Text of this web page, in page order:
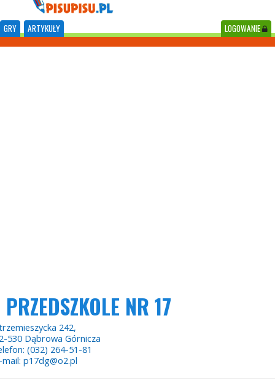
GRY ARTYKUŁY LOGOWANIE
PRZEDSZKOLE NR 17
242,
530 Dąbrowa Górnicza
(032) 264-51-81
p17dg@o2.pl